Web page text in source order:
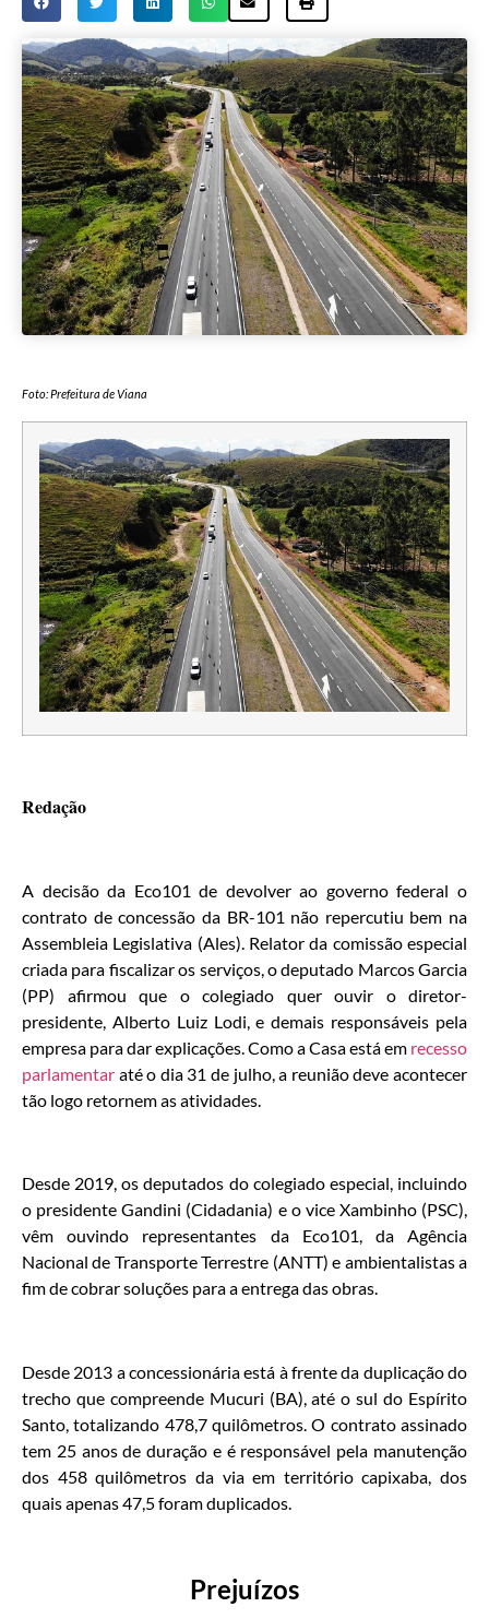
Foto: Prefeitura de Viana
Redação
A decisão da Eco101 de devolver ao governo federal o
contrato de concessão da BR-101 não repercutiu bem na
Assembleia Legislativa (Ales). Relator da comissão especial
criada para fiscalizar os serviços, o deputado Marcos Garcia
(PP) afirmou que o colegiado quer ouvir o diretor-
presidente, Alberto Luiz Lodi, e demais responsáveis pela
empresa para dar explicações. Como a Casa está em recesso
parlamentar até o dia 31 de julho, a reunião deve acontecer
tão logo retornem as atividades.
Desde 2019, os deputados do colegiado especial, incluindo
o presidente Gandini (Cidadania) e o vice Xambinho (PSC),
vêm ouvindo representantes da Eco101, da Agência
Nacional de Transporte Terrestre (ANTT) e ambientalistas a
fim de cobrar soluções para a entrega das obras.
Desde 2013 a concessionária está à frente da duplicação do
trecho que compreende Mucuri (BA), até o sul do Espírito
Santo, totalizando 478,7 quilômetros. O contrato assinado
tem 25 anos de duração e é responsável pela manutenção
dos 458 quilômetros da via em território capixaba, dos
quais apenas 47,5 foram duplicados.
Prejuízos